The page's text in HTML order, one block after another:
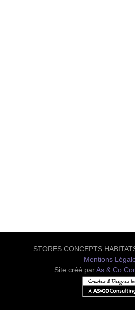
STORES CONCEPTS
Mentions
Site créé parAs & Co